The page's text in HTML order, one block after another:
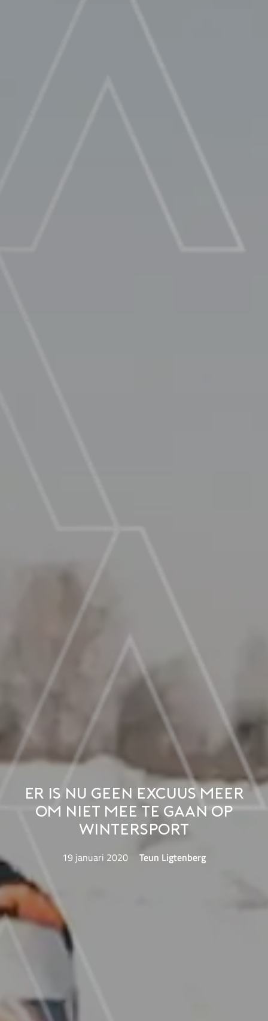
Er is nu geen excuus meer
om niet mee te gaan op
wintersport
19 januari 2020 Teun Ligtenberg